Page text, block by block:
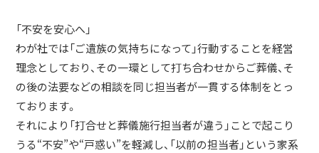
「不安を安心へ」
わが社では「ご遺族の気持ちになって」行動することを経営
理念としており、その一環として打ち合わせからご葬儀、そ
の後の法要などの相談を同じ担当者が一貫する体制をとっ
ております。
それにより「打合せと葬儀施行担当者が違う」ことで起こり
うる“不安”や“戸惑い”を軽減し、「以前の担当者」という家系